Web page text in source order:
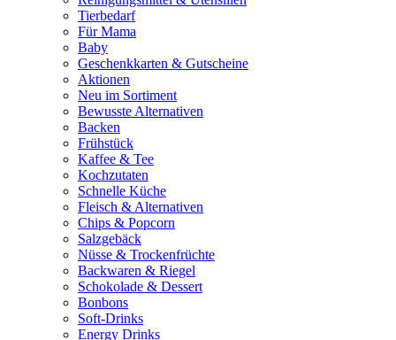
Tierbedarf
Für Mama
Baby
Geschenkkarten & Gutscheine
Aktionen
Neu im Sortiment
Bewusste Alternativen
Backen
Frühstück
Kaffee & Tee
Kochzutaten
Schnelle Küche
Fleisch & Alternativen
Chips & Popcorn
Salzgebäck
Nüsse & Trockenfrüchte
Backwaren & Riegel
Schokolade & Dessert
Bonbons
Soft-Drinks
Energy Drinks